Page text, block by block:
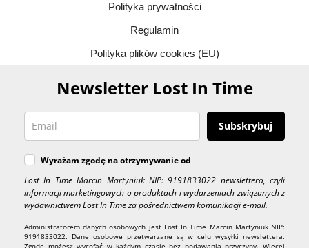
Polityka prywatności
Regulamin
Polityka plików cookies (EU)
Newsletter Lost In Time
Subskrybuj
Wyrażam zgodę na otrzymywanie od
Lost In Time Marcin Martyniuk NIP: 9191833022 newslettera, czyli
informacji marketingowych o produktach i wydarzeniach związanych z
wydawnictwem Lost In Time za pośrednictwem komunikacji e-mail.
Administratorem danych osobowych jest Lost In Time Marcin Martyniuk NIP:
9191833022. Dane osobowe przetwarzane są w celu wysyłki newslettera.
Zgodę możesz wycofać w każdym czasie bez podawania przyczyny. Więcej